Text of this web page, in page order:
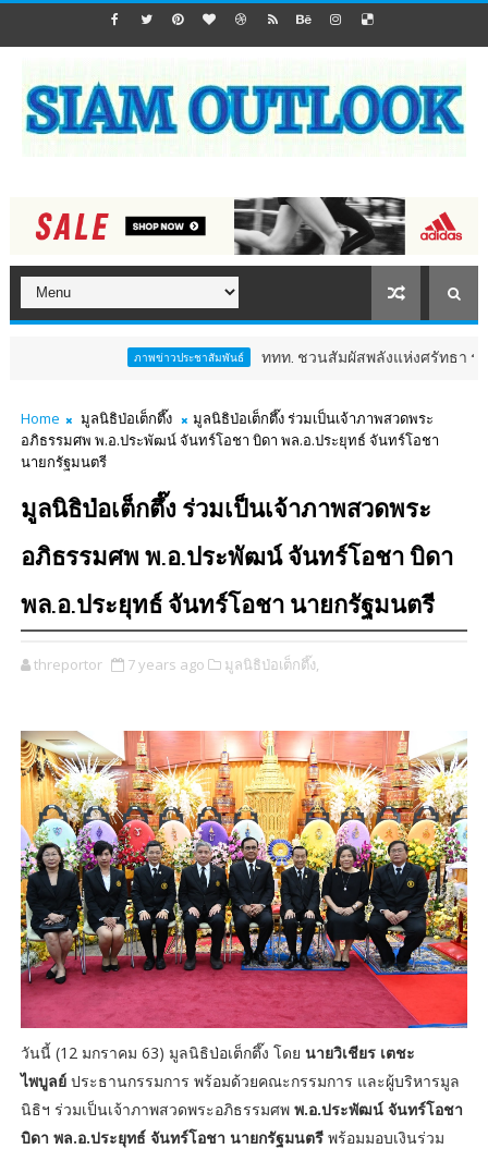
ภาพข่าวประชาสัมพันธ์ ททท. ชวนสัมผัสพลังแห่งศรัทธา ร่วมงาน "ห่
Home มูลนิธิป่อเต็กตึ๊ง
มูลนิธิป่อเต็กตึ๊ง ร่วมเป็นเจ้าภาพสวดพระ
อภิธรรมศพ พ.อ.ประพัฒน์ จันทร์โอชา บิดา พล.อ.ประยุทธ์ จันทร์โอชา
นายกรัฐมนตรี
มูลนิธิป่อเต็กตึ๊ง ร่วมเป็นเจ้าภาพสวดพระ
อภิธรรมศพ พ.อ.ประพัฒน์ จันทร์โอชา บิดา
พล.อ.ประยุทธ์ จันทร์โอชา นายกรัฐมนตรี
threportor 7 years ago มูลนิธิป่อเต็กตึ๊ง,
วันนี้ (12 มกราคม 63) มูลนิธิป่อเต็กตึ๊ง โดย นายวิเชียร เตชะ
ไพบูลย์ประธานกรรมการ พร้อมด้วยคณะกรรมการ และผู้บริหารมูล
นิธิฯ ร่วมเป็นเจ้าภาพสวดพระอภิธรรมศพพ.อ.ประพัฒน์ จันทร์โอชา
บิดา พล.อ.ประยุทธ์ จันทร์โอชา นายกรัฐมนตรีพร้อมมอบเงินร่วม